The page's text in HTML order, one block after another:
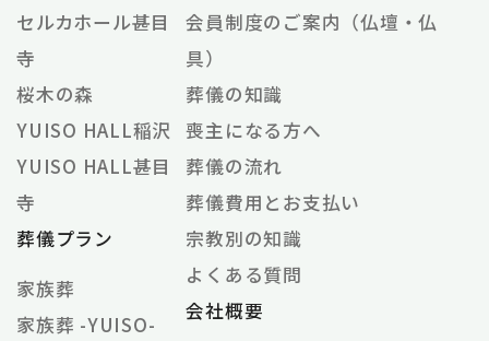
セルカホール甚目
寺
桜木の森
YUISO HALL稲沢
YUISO HALL甚目
寺
葬儀プラン
家族葬
家族葬 -YUISO-
会員制度のご案内（仏壇・仏
具）
葬儀の知識
喪主になる方へ
葬儀の流れ
葬儀費用とお支払い
宗教別の知識
よくある質問
会社概要